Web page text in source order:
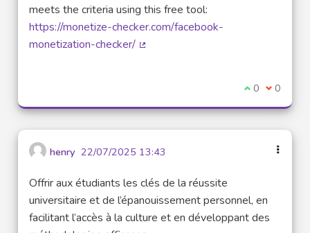
meets the criteria using this free tool:
https://monetize-checker.com/facebook-
monetization-checker/
I agree with
0 I 0
henry 22/07/2025 13:43
Offrir aux étudiants les clés de la réussite
universitaire et de l’épanouissement personnel, en
facilitant l’accès à la culture et en développant des